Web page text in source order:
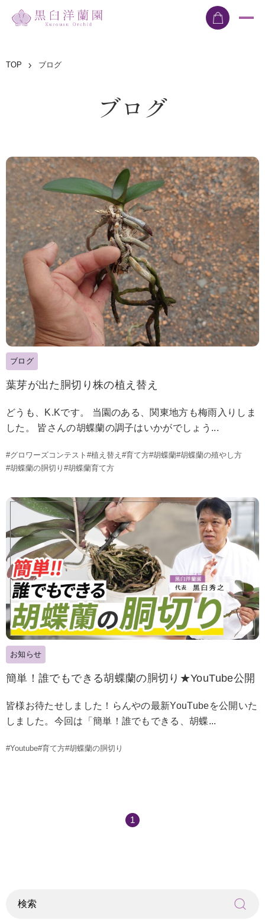
TOP ブログ
ブログ
ブログ
葉芽が出た胴切り株の植え替え
どうも、K.Kです。 当園のある、関東地方も梅雨入りしま
した。 皆さんの胡蝶蘭の調子はいかがでしょう...
#グロワーズコンテスト #植え替え #育て方#胡蝶蘭#胡蝶蘭の殖やし方
#胡蝶蘭の胴切り #胡蝶蘭育て方
お知らせ
簡単！誰でもできる胡蝶蘭の胴切り★YouTube公開
皆様お待たせしました！らんやの最新YouTubeを公開いた
しました。今回は「簡単！誰でもできる、胡蝶...
#Youtube#育て方#胡蝶蘭の胴切り
1